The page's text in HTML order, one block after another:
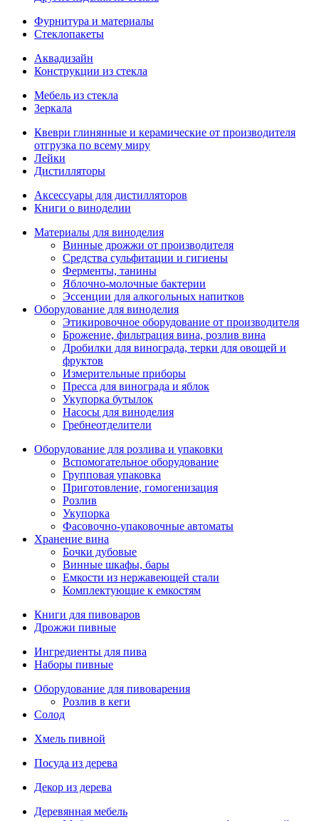
Фурнитура и материалы
Стеклопакеты
Аквадизайн
Конструкции из стекла
Мебель из стекла
Зеркала
Квеври глинянные и керамические от производителя
отгрузка по всему миру
Лейки
Дистилляторы
Аксессуары для дистилляторов
Книги о виноделии
Материалы для виноделия
Винные дрожжи от производителя
Средства сульфитации и гигиены
Ферменты, танины
Яблочно-молочные бактерии
Эссенции для алкогольных напитков
Оборудование для виноделия
Этикировочное оборудование от производителя
Брожение, фильтрация вина, розлив вина
Дробилки для винограда, терки для овощей и
фруктов
Измерительные приборы
Пресса для винограда и яблок
Укупорка бутылок
Насосы для виноделия
Гребнеотделители
Оборудование для розлива и упаковки
Вспомогательное оборудование
Групповая упаковка
Приготовление, гомогенизация
Розлив
Укупорка
Фасовочно-упаковочные автоматы
Хранение вина
Бочки дубовые
Винные шкафы, бары
Емкости из нержавеющей стали
Комплектующие к емкостям
Книги для пивоваров
Дрожжи пивные
Ингредиенты для пива
Наборы пивные
Оборудование для пивоварения
Розлив в кеги
Солод
Хмель пивной
Посуда из дерева
Декор из дерева
Деревянная мебель